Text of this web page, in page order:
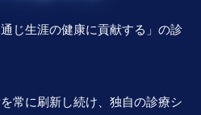
じ生涯の健康に貢献する」の診
常に刷新し続け、独自の診療シ